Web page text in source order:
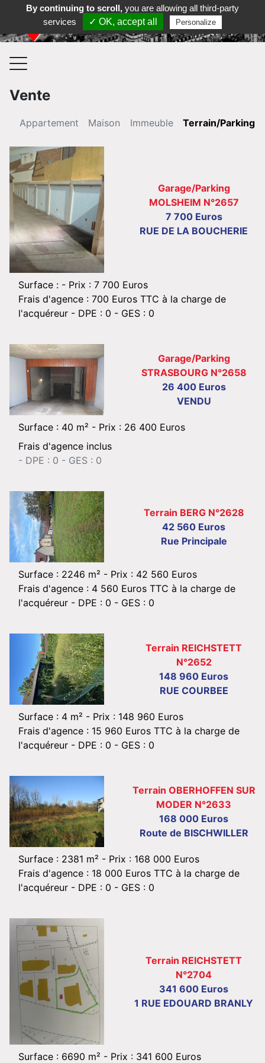
Contactez-nous au 03 88 35 35 36
Vente
Appartement Maison Immeuble Terrain/Parking
Garage/Parking
MOLSHEIM N°2657
7 700 Euros
RUE DE LA BOUCHERIE
Surface : - Prix : 7 700 Euros
Frais d'agence : 700 Euros TTC à la charge de
l'acquéreur - DPE : 0 - GES : 0
Garage/Parking
STRASBOURG N°2658
26 400 Euros
VENDU
Surface : 40 m² - Prix : 26 400 Euros
Frais d'agence inclus
- DPE : 0 - GES : 0
Terrain BERG N°2628
42 560 Euros
Rue Principale
Surface : 2246 m² - Prix : 42 560 Euros
Frais d'agence : 4 560 Euros TTC à la charge de
l'acquéreur - DPE : 0 - GES : 0
Terrain REICHSTETT
N°2652
148 960 Euros
RUE COURBEE
Surface : 4 m² - Prix : 148 960 Euros
Frais d'agence : 15 960 Euros TTC à la charge de
l'acquéreur - DPE : 0 - GES : 0
Terrain OBERHOFFEN SUR
MODER N°2633
168 000 Euros
Route de BISCHWILLER
Surface : 2381 m² - Prix : 168 000 Euros
Frais d'agence : 18 000 Euros TTC à la charge de
l'acquéreur - DPE : 0 - GES : 0
Terrain REICHSTETT
N°2704
341 600 Euros
1 RUE EDOUARD BRANLY
Surface : 6690 m² - Prix : 341 600 Euros
By continuing to scroll,you are allowing all third-party
services
✓ OK, accept all Personalize